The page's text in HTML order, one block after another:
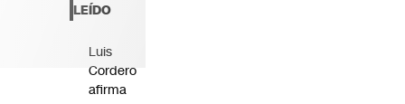
LEÍDO
Luis
Cordero
afirma